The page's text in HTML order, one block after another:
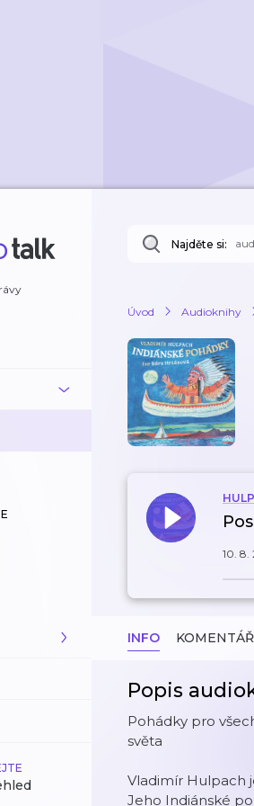
Najděte si:
Úvod Audioknihy
10. 8.
INFO
Popis
Pohádky pro
světa
Vladimír Hulpach
Jeho Indiánské